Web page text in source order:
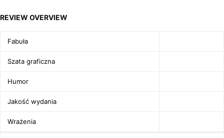
REVIEW OVERVIEW
Fabuła
Szata graficzna
Humor
Jakość wydania
Wrażenia